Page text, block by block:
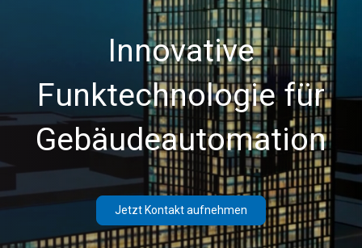
Innovative
Funktechnologie für
Gebäudeautomation
Jetzt Kontakt aufnehmen